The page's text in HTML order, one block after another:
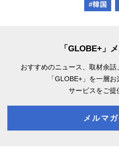
#韓国
「GLOBE+」
おすすめのニュース、取材余話、
「GLOBE+」を一層
サービスをご提
メルマ